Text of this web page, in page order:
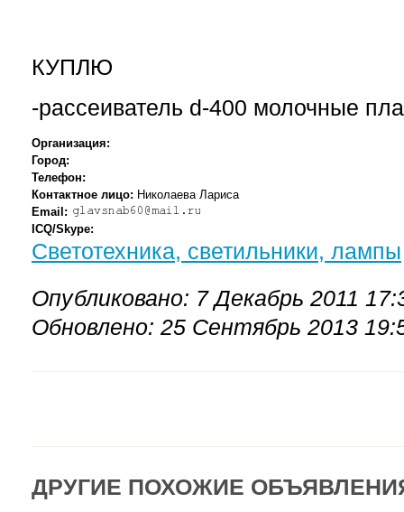
КУПЛЮ
-рассеиватель d-400 молочные
Организация:
Город:
Телефон:
Контактное лицо: Николаева Лариса
Email:
ICQ/Skype:
Светотехника, светильники, лампы
Опубликовано: 7 Декабрь 2011
Обновлено: 25 Сентябрь 2013
ДРУГИЕ ПОХОЖИЕ